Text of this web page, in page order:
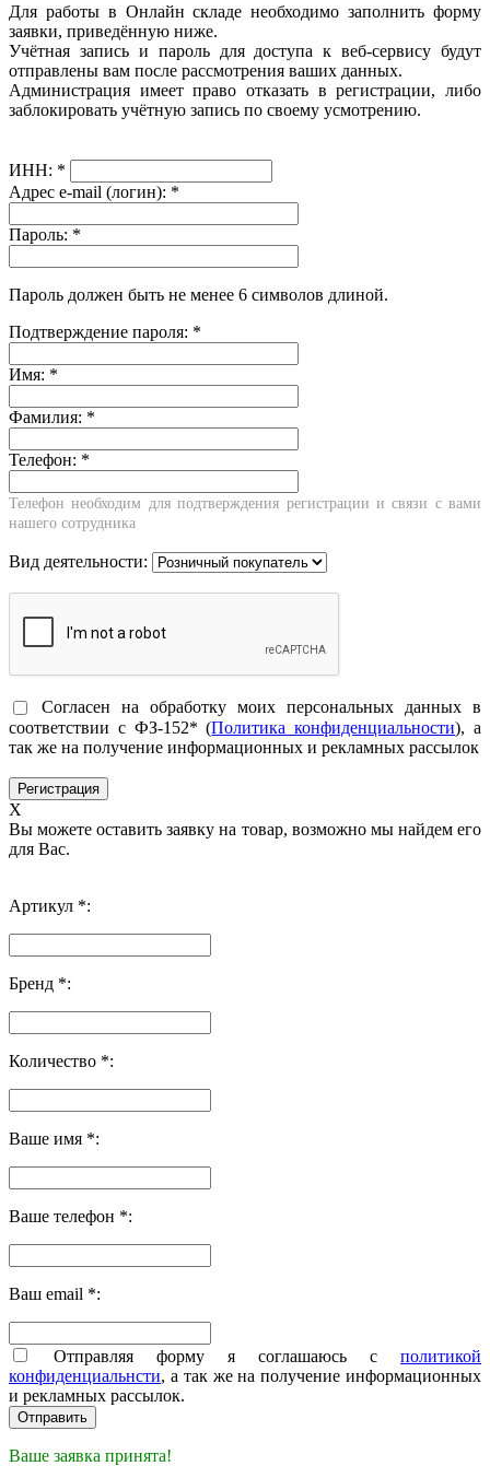
Для работы в Онлайн складе необходимо заполнить форму
заявки, приведённую ниже.
Учётная запись и пароль для доступа к веб-сервису будут
отправлены вам после рассмотрения ваших данных.
Администрация имеет право отказать в регистрации, либо
заблокировать учётную запись по своему усмотрению.
ИНН: *
Адрес e-mail (логин): *
Пароль: *
Пароль должен быть не менее 6 символов длиной.
Подтверждение пароля: *
Имя: *
Фамилия: *
Телефон: *
Телефон необходим для подтверждения регистрации и связи с вами
нашего сотрудника
Вид деятельности:
Согласен на обработку моих персональных данных в
соответствии с ФЗ-152* (Политика конфиденциальности), а
так же на получение информационных и рекламных рассылок
X
Вы можете оставить заявку на товар, возможно мы найдем его
для Вас.
Артикул *:
Бренд *:
Количество *:
Ваше имя *:
Ваше телефон *:
Ваш email *:
Отправляя форму я соглашаюсь с политикой
конфиденциальнсти, а так же на получение информационных
и рекламных рассылок.
Ваше заявка принята!